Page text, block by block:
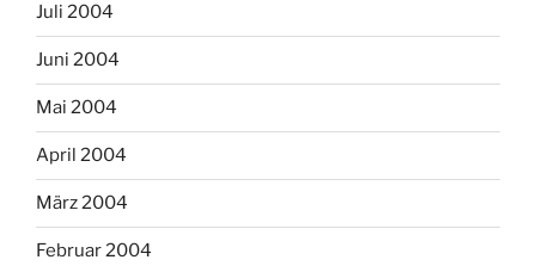
Juli 2004
Juni 2004
Mai 2004
April 2004
März 2004
Februar 2004